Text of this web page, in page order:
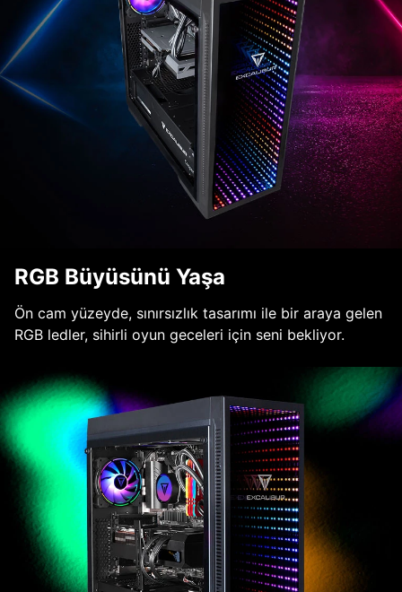
RGB Büyüsünü Yaşa
Ön cam yüzeyde, sınırsızlık tasarımı ile bir araya gelen
RGB ledler, sihirli oyun geceleri için seni bekliyor.